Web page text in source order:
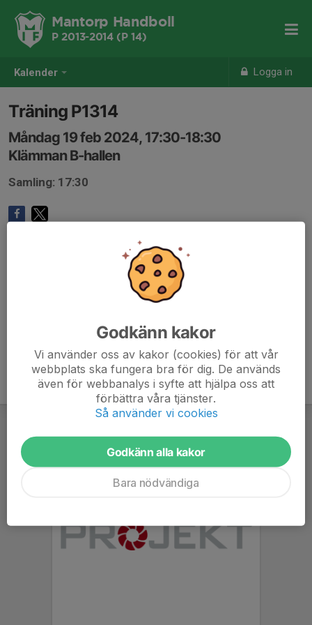
Kalender Logga in
Mantorp Handboll
P 2013-2014 (P 14)
Träning P1314
Måndag 19 feb 2024, 17:30-18:30
Klämman B-hallen
Samling: 17:30
Godkänn kakor
Vi använder oss av kakor (cookies) för att vår
webbplats ska fungera bra för dig. De används
även för webbanalys i syfte att hjälpa oss att
förbättra våra tjänster.
Så använder vi cookies
Godkänn alla kakor
Bara nödvändiga